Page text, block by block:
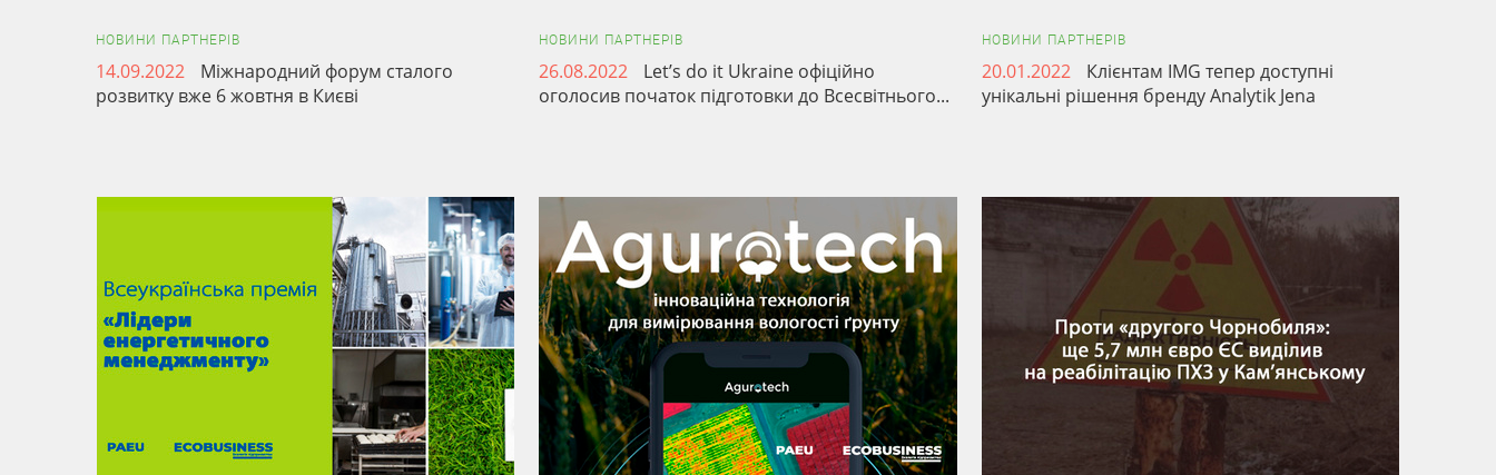
НОВИНИ ПАРТНЕРІВ
14.09.2022
Міжнародний форум сталого
розвитку вже 6 жовтня в Києві
НОВИНИ ПАРТНЕРІВ
26.08.2022
Let’s do it Ukraine офіційно
оголосив початок підготовки до Всесвітнього...
НОВИНИ ПАРТНЕРІВ
20.01.2022
Клієнтам IMG тепер доступні
унікальні рішення бренду Analytik Jena